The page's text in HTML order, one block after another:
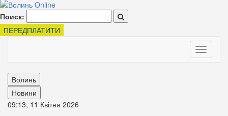
Поиск:
ПЕРЕДПЛАТИТИ
Toggle
Волинь
Новини
09:13, 11 Квітня 2026